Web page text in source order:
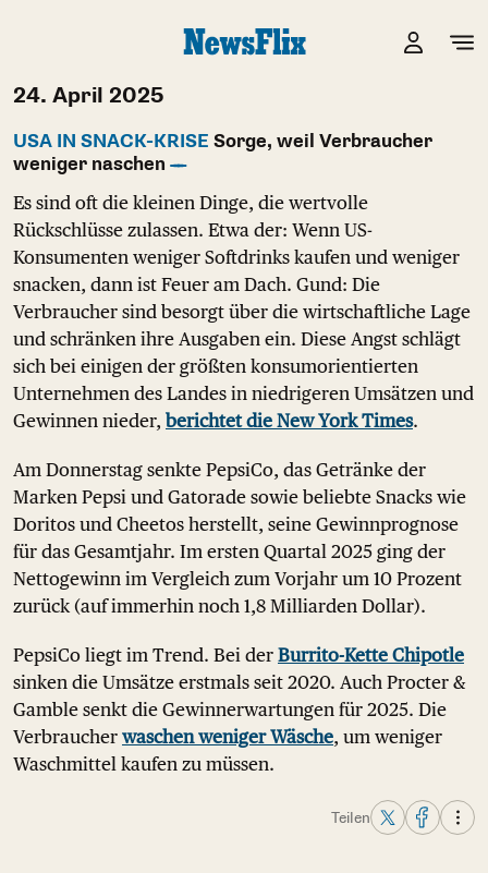
24. April 2025
USA IN SNACK-KRISE Sorge, weil Verbraucher
weniger naschen
Es sind oft die kleinen Dinge, die wertvolle
Rückschlüsse zulassen. Etwa der: Wenn US-
Konsumenten weniger Softdrinks kaufen und weniger
snacken, dann ist Feuer am Dach. Gund: Die
Verbraucher sind besorgt über die wirtschaftliche Lage
und schränken ihre Ausgaben ein. Diese Angst schlägt
sich bei einigen der größten konsumorientierten
Unternehmen des Landes in niedrigeren Umsätzen und
Gewinnen nieder, berichtet die New York Times.
Am Donnerstag senkte PepsiCo, das Getränke der
Marken Pepsi und Gatorade sowie beliebte Snacks wie
Doritos und Cheetos herstellt, seine Gewinnprognose
für das Gesamtjahr. Im ersten Quartal 2025 ging der
Nettogewinn im Vergleich zum Vorjahr um 10 Prozent
zurück (auf immerhin noch 1,8 Milliarden Dollar).
PepsiCo liegt im Trend. Bei der Burrito-Kette Chipotle
sinken die Umsätze erstmals seit 2020. Auch Procter &
Gamble senkt die Gewinnerwartungen für 2025. Die
Verbraucher waschen weniger Wäsche, um weniger
Waschmittel kaufen zu müssen.
Teilen